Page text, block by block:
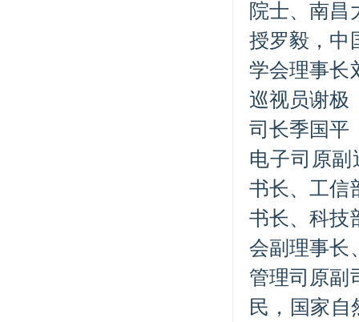
院士、南昌
授罗毅，中
学会理事长
巡视员谢极
司长季国平
电子司原
书长、工信
书长、科技
会副理事长
管理司原副
民，国家